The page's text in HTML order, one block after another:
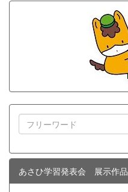
あさひ学習発表会 展示作品